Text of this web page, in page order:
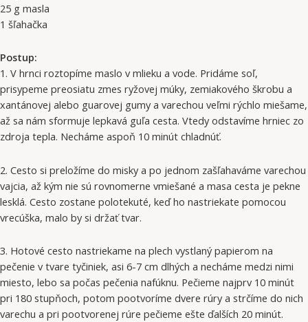
25 g masla
1 šľahačka
Postup:
1. V hrnci roztopíme maslo v mlieku a vode. Pridáme soľ,
prisypeme preosiatu zmes ryžovej múky, zemiakového škrobu a
xantánovej alebo guarovej gumy a varechou veľmi rýchlo miešame,
až sa nám sformuje lepkavá guľa cesta. Vtedy odstavíme hrniec zo
zdroja tepla. Necháme aspoň 10 minút chladnúť.
2. Cesto si preložíme do misky a po jednom zašľahaváme varechou
vajcia, až kým nie sú rovnomerne vmiešané a masa cesta je pekne
lesklá. Cesto zostane polotekuté, keď ho nastriekate pomocou
vrecúška, malo by si držať tvar.
3. Hotové cesto nastriekame na plech vystlaný papierom na
pečenie v tvare tyčiniek, asi 6-7 cm dlhých a necháme medzi nimi
miesto, lebo sa počas pečenia nafúknu. Pečieme najprv 10 minút
pri 180 stupňoch, potom pootvoríme dvere rúry a strčíme do nich
varechu a pri pootvorenej rúre pečieme ešte ďalších 20 minút.